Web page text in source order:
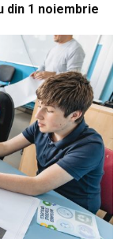
din 1 noiembrie